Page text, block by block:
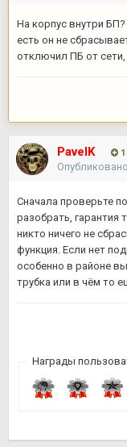
На корпус внутри
есть он не
отключил ПБ от сети,
PavelK
Сначала проверьте
разобрать, гарантия
никто ничего не
функция. Если нет
особенно в районе
трубка или в чём то
Награды